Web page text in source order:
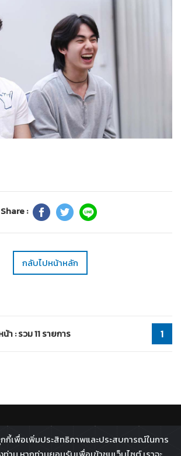
Share :
กลับไปหน้าหลัก
า : รวม 11 รายการ 1
- 2026 © Broadcast Thai Television
กกี้เพื่อเพิ่มประสิทธิภาพและประสบการณ์ในการ